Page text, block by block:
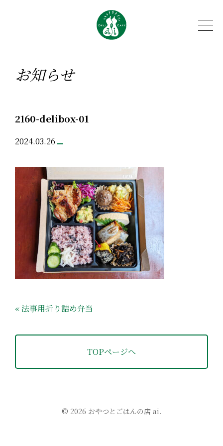
お知らせ
2160-delibox-01
2024.03.26
« 法事用折り詰め弁当
TOPページへ
© 2026 おやつとごはんの店 ai.